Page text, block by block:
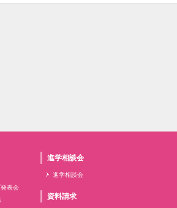
表会
進学相談会
進学相談会
資料請求